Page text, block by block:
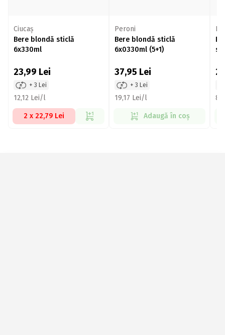
Ciucaș
Bere blondă sticlă
6x330ml
23,99 Lei
+ 3 Lei
12,12 Lei/l
2 x 22,79 Lei
Peroni
Bere blondă sticlă
6x0330ml (5+1)
37,95 Lei
+ 3 Lei
19,17 Lei/l
Adaugă în coș